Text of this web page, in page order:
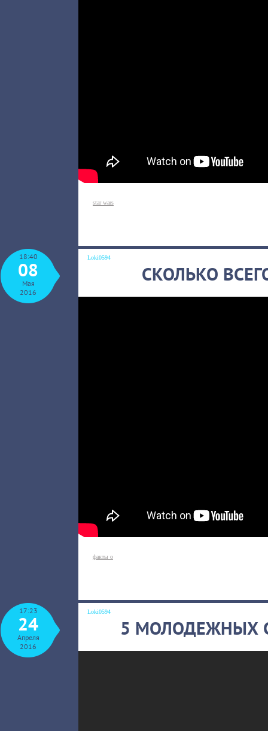
star wars
18:40
08
Мая
2016
Loki0594
СКОЛЬКО
факты о
17:23
24
Апреля
2016
Loki0594
5 МОЛОДЕЖНЫХ